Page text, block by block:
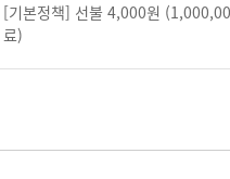
[기본정책] 선불 4,000원
료)